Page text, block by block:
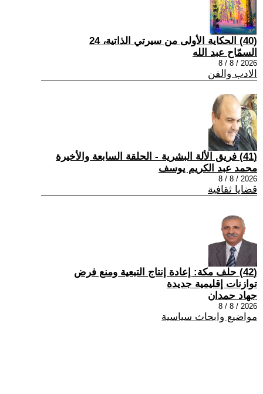
(40) الحكاية الأولى من سيرتي الذاتية، 24
السمّاح عبد الله
2026 / 8 / 8
الادب والفن
(41) فريق الألة البشرية - الحلقة السابعة والأخيرة
محمد عبد الكريم يوسف
2026 / 8 / 8
قضايا ثقافية
(42) حلف مكة: إعادة إنتاج التبعية ومنع فرض
توازنات إقليمية جديدة
جهاد حمدان
2026 / 8 / 8
مواضيع وابحاث سياسية